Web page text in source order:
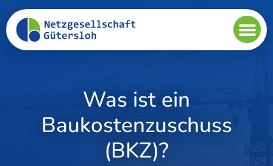
Was ist ein
Baukostenzuschuss
(BKZ)?